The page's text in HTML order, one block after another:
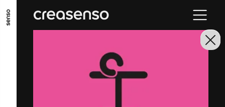
GO TO MAIN CONTENT GO TO MAIN MENU